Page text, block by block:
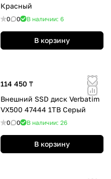
Красный
0 0 В наличии: 6
В корзину
114 450 ₸
Внешний SSD диск Verbatim
VX500 47444 1TB Серый
0 0 В наличии: 26
В корзину